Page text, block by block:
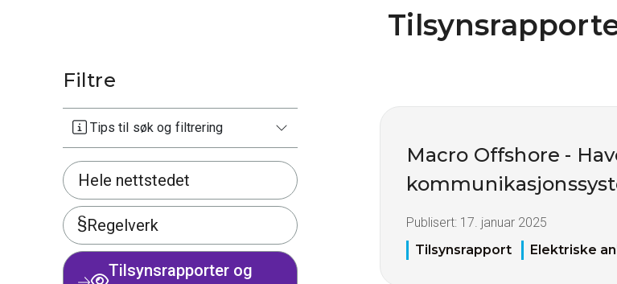
Filtre
Tips til søk og filtrering
Hele nettstedet
Regelverk
Tilsynsrapporter og
Macro Offshore -
Publisert: 17. januar 2025
Tilsynsrapport
Elektriske